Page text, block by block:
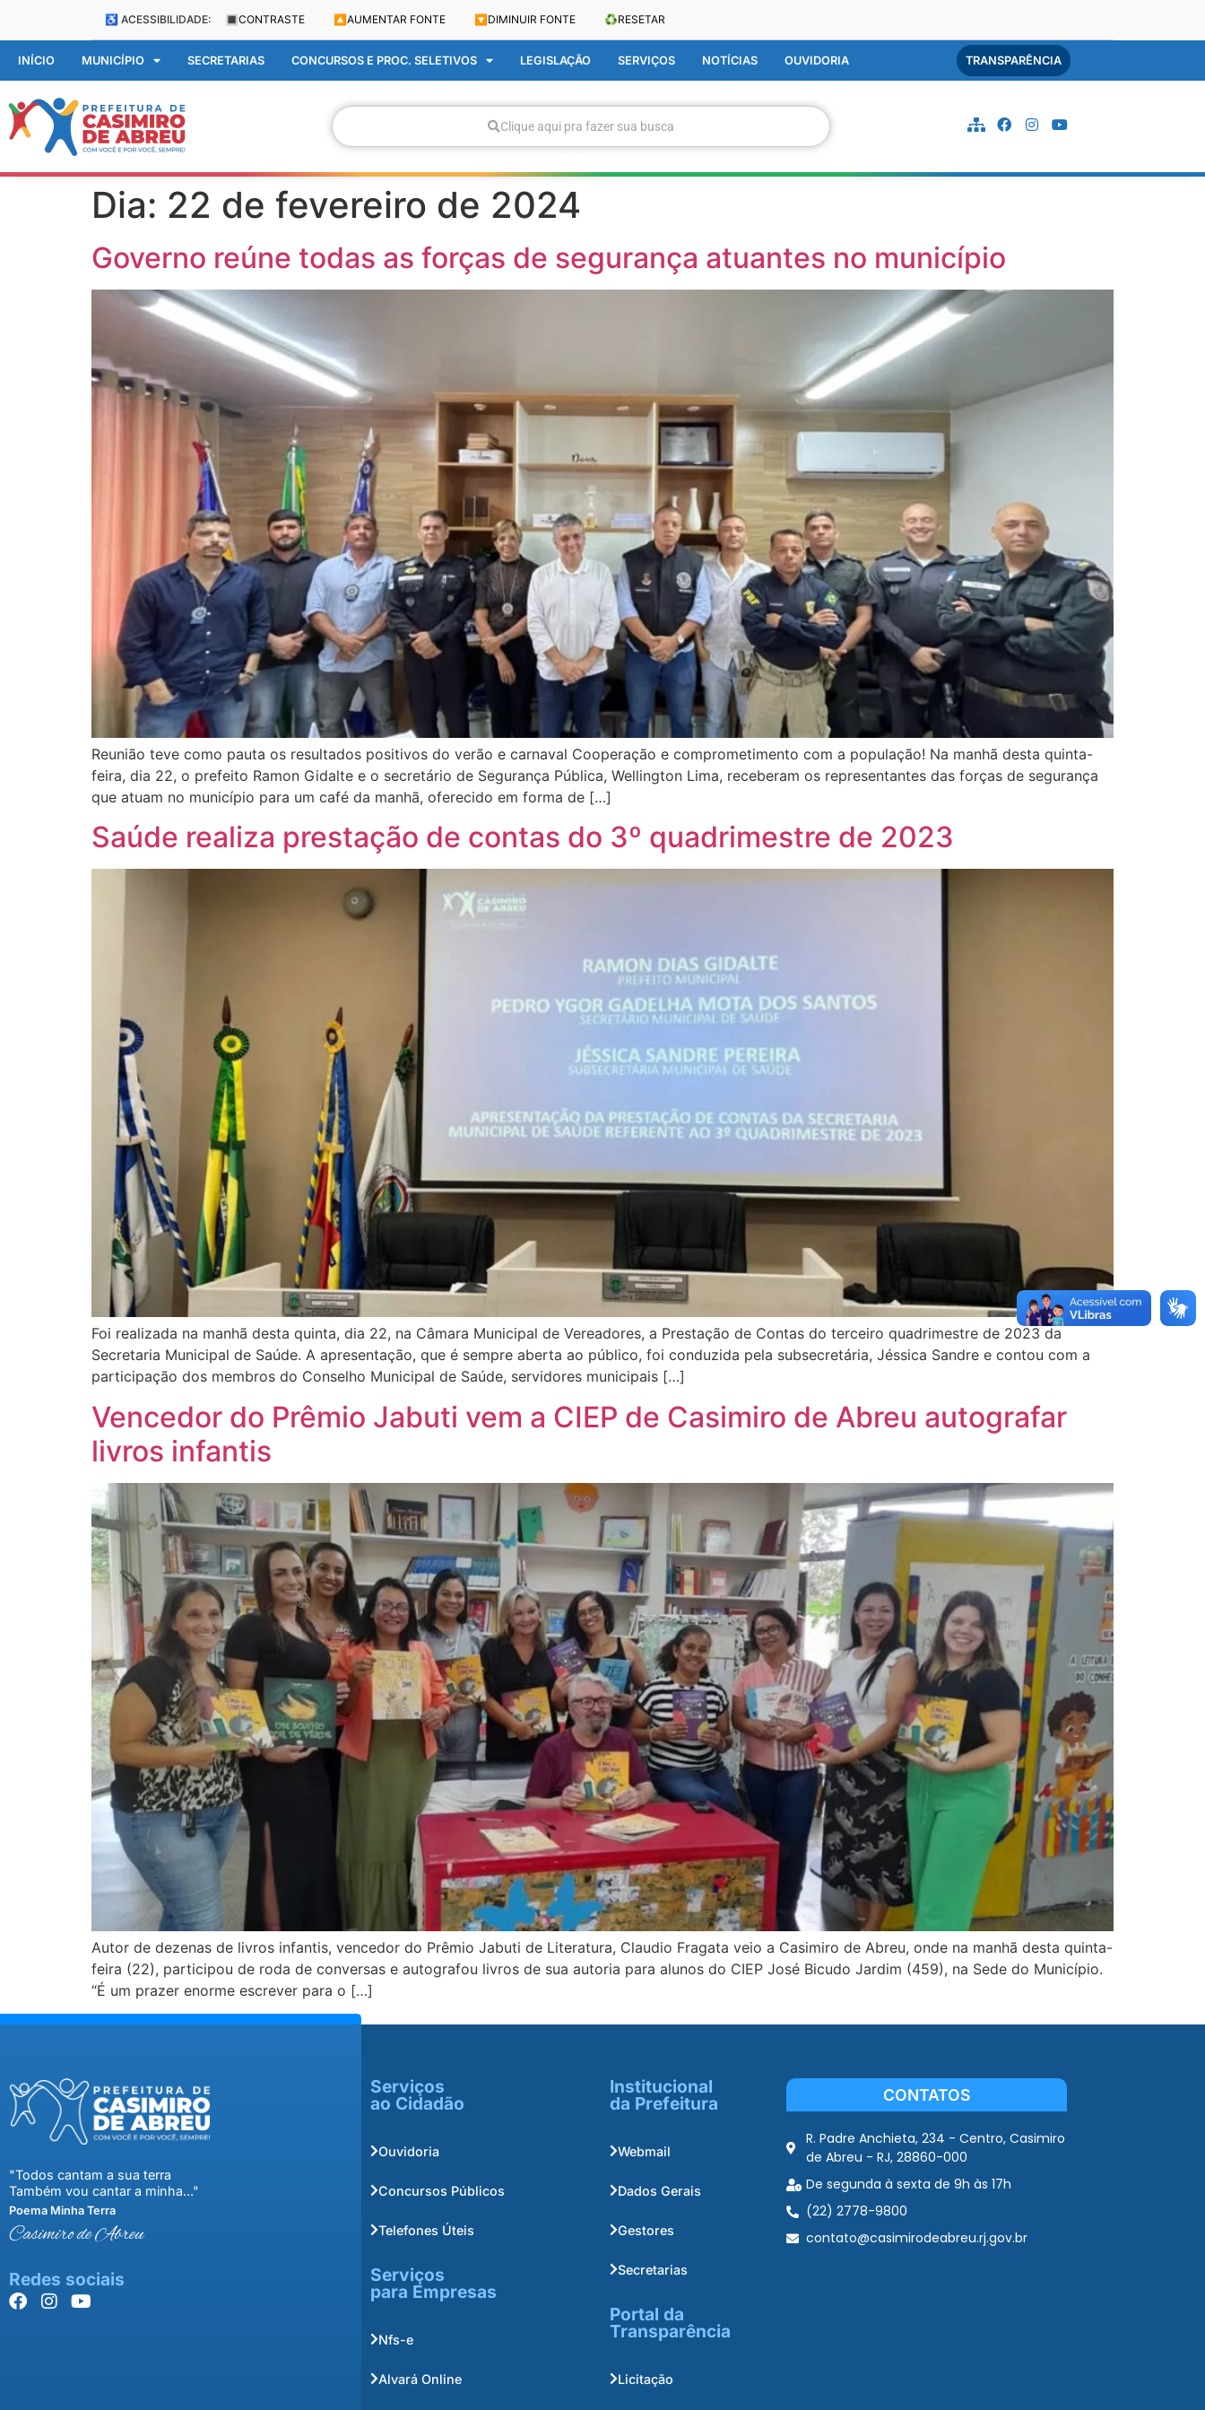
♿ ACESSIBILIDADE: 🔳 CONTRASTE 🔼 AUMENTAR FONTE 🔽 DIMINUIR FONTE ♻️RESETAR
INÍCIO MUNICÍPIO SECRETARIAS CONCURSOS E PROC. SELETIVOS LEGISLAÇÃO SERVIÇOS NOTÍCIAS OUVIDORIA TRANSPARÊNCIA
Clique aqui pra fazer sua busca
Dia: 22 de fevereiro de 2024
Governo reúne todas as forças de segurança atuantes no município
Reunião teve como pauta os resultados positivos do verão e carnaval Cooperação e comprometimento com a população! Na manhã desta quinta-
feira, dia 22, o prefeito Ramon Gidalte e o secretário de Segurança Pública, Wellington Lima, receberam os representantes das forças de segurança
que atuam no município para um café da manhã, oferecido em forma de […]
Saúde realiza prestação de contas do 3º quadrimestre de 2023
Foi realizada na manhã desta quinta, dia 22, na Câmara Municipal de Vereadores, a Prestação de Contas do terceiro quadrimestre de 2023 da
Secretaria Municipal de Saúde. A apresentação, que é sempre aberta ao público, foi conduzida pela subsecretária, Jéssica Sandre e contou com a
participação dos membros do Conselho Municipal de Saúde, servidores municipais […]
Vencedor do Prêmio Jabuti vem a CIEP de Casimiro de Abreu autografar
livros infantis
Autor de dezenas de livros infantis, vencedor do Prêmio Jabuti de Literatura, Claudio Fragata veio a Casimiro de Abreu, onde na manhã desta quinta-
feira (22), participou de roda de conversas e autografou livros de sua autoria para alunos do CIEP José Bicudo Jardim (459), na Sede do Município.
“É um prazer enorme escrever para o […]
"Todos cantam a sua terra
Também vou cantar a minha..."
Poema Minha Terra
Casimiro de Abreu
Redes sociais
Serviços
ao Cidadão
Ouvidoria
Concursos Públicos
Telefones Úteis
Serviços
para Empresas
Nfs-e
Alvará Online
Institucional
da Prefeitura
Webmail
Dados Gerais
Gestores
Secretarias
Portal da
Transparência
Licitação
CONTATOS
R. Padre Anchieta, 234 - Centro, Casimiro
de Abreu - RJ, 28860-000
De segunda à sexta de 9h às 17h
(22) 2778-9800
contato@casimirodeabreu.rj.gov.br